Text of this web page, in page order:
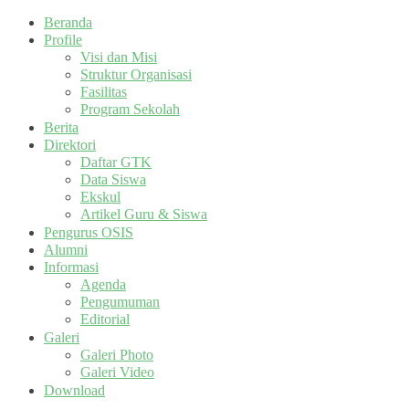
Beranda
Profile
Visi dan Misi
Struktur Organisasi
Fasilitas
Program Sekolah
Berita
Direktori
Daftar GTK
Data Siswa
Ekskul
Artikel Guru & Siswa
Pengurus OSIS
Alumni
Informasi
Agenda
Pengumuman
Editorial
Galeri
Galeri Photo
Galeri Video
Download